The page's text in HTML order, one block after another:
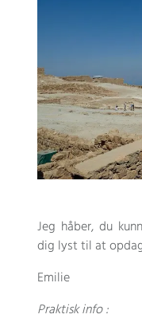
Jeg håber, du
dig lyst til at
Emilie
Praktisk info :